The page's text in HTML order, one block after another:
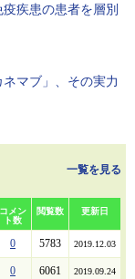
疾患の患者を層別
マブ」、その実力
一覧を見る
コメン
ト数
閲覧数 更新日
0 5783 2019.12.03
0 6061 2019.09.24